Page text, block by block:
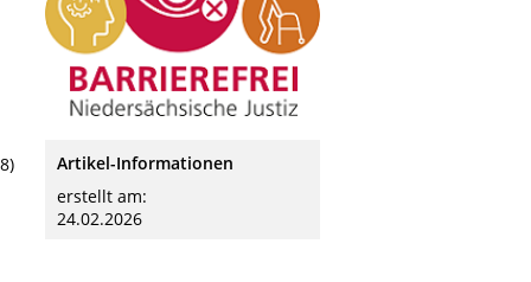
Artikel-Informationen
erstellt am:
24.02.2026